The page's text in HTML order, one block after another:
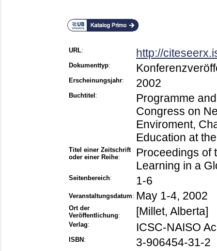
URL: http://
Dokumenttyp:
Erscheinungsjahr: 2002
Buchtitel :
Programme
Congress on
Enviroment,
Education at
Titel einer Zeitschrift
oder einer Reihe:
Proceedings of
Learning in a
Seitenbereich: 1-6
Veranstaltungsdatum: May 1-4, 2002
Ort der
Veröffentlichung: [Millet, Alberta]
Verlag: ICSC-NAISO
ISBN : 3-906454-31-2